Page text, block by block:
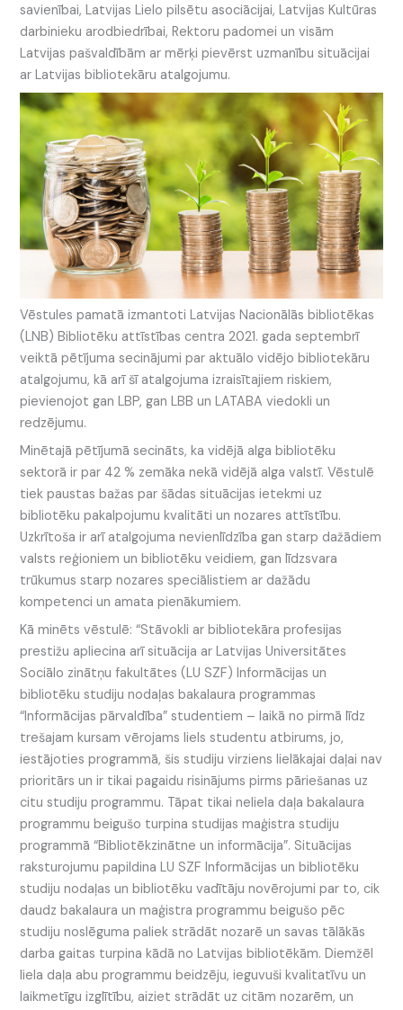
savienībai, Latvijas Lielo pilsētu asociācijai, Latvijas Kultūras
darbinieku arodbiedrībai, Rektoru padomei un visām
Latvijas pašvaldībām ar mērķi pievērst uzmanību situācijai
ar Latvijas bibliotekāru atalgojumu.
Vēstules pamatā izmantoti Latvijas Nacionālās bibliotēkas
(LNB) Bibliotēku attīstības centra 2021. gada septembrī
veiktā pētījuma secinājumi par aktuālo vidējo bibliotekāru
atalgojumu, kā arī šī atalgojuma izraisītajiem riskiem,
pievienojot gan LBP, gan LBB un LATABA viedokli un
redzējumu.
Minētajā pētījumā secināts, ka vidējā alga bibliotēku
sektorā ir par 42 % zemāka nekā vidējā alga valstī. Vēstulē
tiek paustas bažas par šādas situācijas ietekmi uz
bibliotēku pakalpojumu kvalitāti un nozares attīstību.
Uzkrītoša ir arī atalgojuma nevienlīdzība gan starp dažādiem
valsts reģioniem un bibliotēku veidiem, gan līdzsvara
trūkumus starp nozares speciālistiem ar dažādu
kompetenci un amata pienākumiem.
Kā minēts vēstulē: “Stāvokli ar bibliotekāra profesijas
prestižu apliecina arī situācija ar Latvijas Universitātes
Sociālo zinātņu fakultātes (LU SZF) Informācijas un
bibliotēku studiju nodaļas bakalaura programmas
“Informācijas pārvaldība” studentiem – laikā no pirmā līdz
trešajam kursam vērojams liels studentu atbirums, jo,
iestājoties programmā, šis studiju virziens lielākajai daļai nav
prioritārs un ir tikai pagaidu risinājums pirms pāriešanas uz
citu studiju programmu. Tāpat tikai neliela daļa bakalaura
programmu beigušo turpina studijas maģistra studiju
programmā “Bibliotēkzinātne un informācija”. Situācijas
raksturojumu papildina LU SZF Informācijas un bibliotēku
studiju nodaļas un bibliotēku vadītāju novērojumi par to, cik
daudz bakalaura un maģistra programmu beigušo pēc
studiju noslēguma paliek strādāt nozarē un savas tālākās
darba gaitas turpina kādā no Latvijas bibliotēkām. Diemžēl
liela daļa abu programmu beidzēju, ieguvuši kvalitatīvu un
laikmetīgu izglītību, aiziet strādāt uz citām nozarēm, un